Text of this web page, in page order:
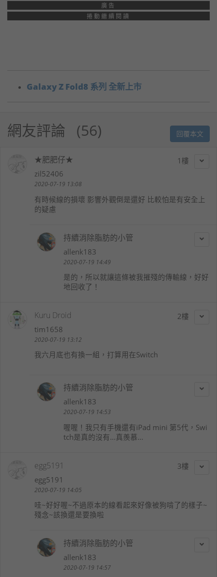
廣告
捲動繼續閱讀
Galaxy Z Fold8 系列 全新上市
網友評論 56 回覆本文
1
★肥肥仔★
zil52406
2020-07-19 13:08
有時候線的損壞 影響外觀倒是還好 比較怕是有安全上
的疑慮
持續消除脂肪的小管
allenk183
2020-07-19 14:49
是的，所以就讓這條被我摧殘的傳輸線，好好
地回收了！
2
Kuru Droid
tim1658
2020-07-19 13:12
我六月底也有換一組，打算用在Switch
持續消除脂肪的小管
allenk183
2020-07-19 14:53
喔喔！我只有手機還有iPad mini 第5代，Swi
tch是真的沒有…真羨慕…
3
egg5191
egg5191
2020-07-19 14:05
哇~好好喔~不過原本的線看起來好像被狗啃了的樣子~
殘念~該換還是要換啦
持續消除脂肪的小管
allenk183
2020-07-19 14:57